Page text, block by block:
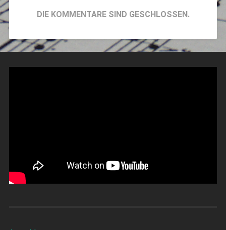
DIE KOMMENTARE SIND GESCHLOSSEN.